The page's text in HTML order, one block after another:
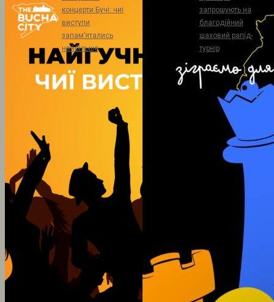
концерти Бучі: чиї
виступи
запам’ятались
найбільше
запрошують на
благодійний
шаховий рапід-
турнір